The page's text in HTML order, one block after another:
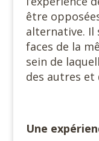
être
alternative. Il
faces de la
sein de
des autres et
Une